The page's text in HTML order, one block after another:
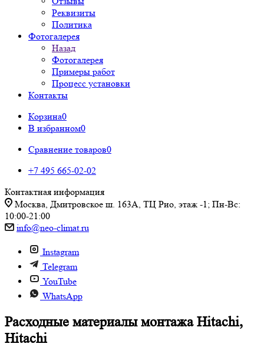
Реквизиты
Политика
Фотогалерея
Назад
Фотогалерея
Примеры работ
Процесс установки
Контакты
Корзина0
В избранном0
Сравнение товаров0
+7 495 665-02-02
Контактная информация
Москва, Дмитровское ш. 163А, ТЦ Рио, этаж -1; Пн-Вс:
10:00-21:00
info@neo-climat.ru
Instagram
Telegram
YouTube
WhatsApp
Расходные материалы монтажа Hitachi,
Hitachi